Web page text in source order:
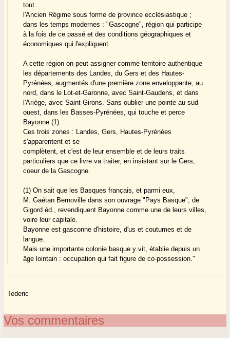
tout
l'Ancien Régime sous forme de province ecclésiastique ;
dans les temps modernes : "Gascogne", région qui participe
à la fois de ce passé et des conditions géographiques et
économiques qui l'expliquent.
A cette région on peut assigner comme territoire authentique
les départements des Landes, du Gers et des Hautes-
Pyrénées, augmentés d'une première zone enveloppante, au
nord, dans le Lot-et-Garonne, avec Saint-Gaudens, et dans
l'Ariège, avec Saint-Girons. Sans oublier une pointe au sud-
ouest, dans les Basses-Pyrénées, qui touche et perce
Bayonne (1).
Ces trois zones : Landes, Gers, Hautes-Pyrénées
s'apparentent et se
complètent, et c'est de leur ensemble et de leurs traits
particuliers que ce livre va traiter, en insistant sur le Gers,
coeur de la Gascogne.
(1) On sait que les Basques français, et parmi eux,
M. Gaétan Bernoville dans son ouvrage "Pays Basque", de
Gigord éd., revendiquent Bayonne comme une de leurs villes,
voire leur capitale.
Bayonne est gasconne d'histoire, d'us et coutumes et de
langue.
Mais une importante colonie basque y vit, établie depuis un
âge lointain : occupation qui fait figure de co-possession."
Tederic
Vos commentaires